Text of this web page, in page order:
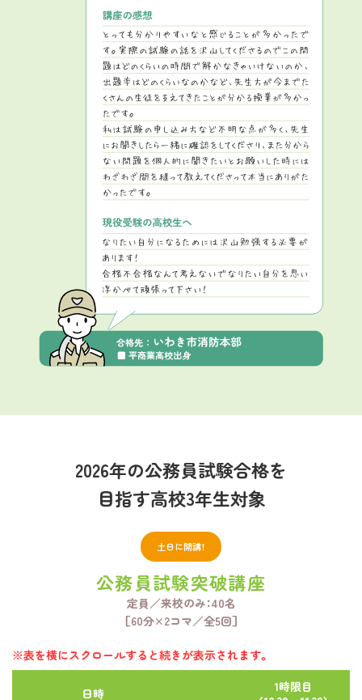
2026年の公務員試験合格を
目指す高校3年生対象
土日に開講！
公務員試験突破講座
定員／来校のみ：40名
［60分×2コマ／全5回］
※表を横にスクロールすると続きが表示されます。
日時
1時限目